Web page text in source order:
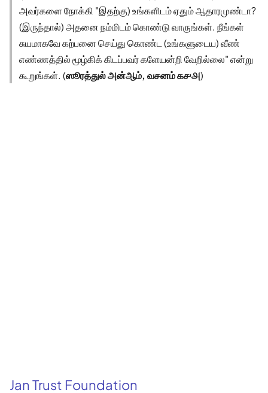
அவர்களை நோக்கி "இதற்கு) உங்களிடம் ஏதும் ஆதாரமுண்டா?
(இருந்தால்) அதனை நம்மிடம் கொண்டு வாருங்கள். நீங்கள்
சுயமாகவே கற்பனை செய்து கொண்ட (உங்களுடைய) வீண்
எண்ணத்தில் மூழ்கிக் கிடப்பவர் களேயன்றி வேறில்லை" என்று
கூறுங்கள். (ஸூரத்துல் அன்ஆம், வசனம் ௧௪௮)
Jan Trust Foundation